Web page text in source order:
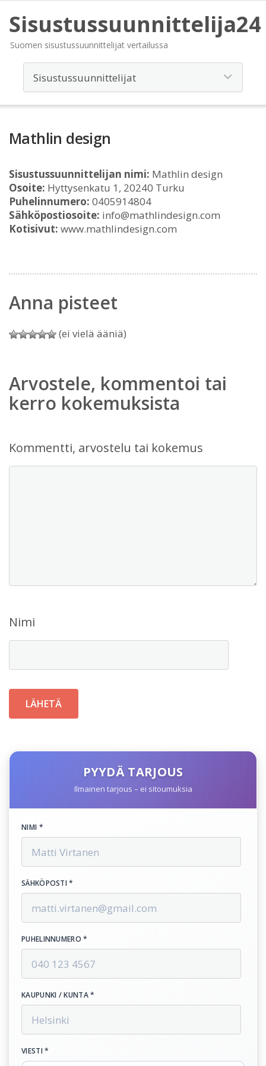
Sisustussuunnittelija24
Suomen sisustussuunnittelijat vertailussa
Mathlin design
Sisustussuunnittelijan nimi: Mathlin design
Osoite: Hyttysenkatu 1, 20240 Turku
Puhelinnumero: 0405914804
Sähköpostiosoite: info@mathlindesign.com
Kotisivut: www.mathlindesign.com
Anna pisteet
(ei vielä ääniä)
Arvostele, kommentoi tai
kerro kokemuksista
Kommentti, arvostelu tai kokemus
Nimi
PYYDÄ TARJOUS
Ilmainen tarjous – ei sitoumuksia
NIMI *
SÄHKÖPOSTI *
PUHELINNUMERO *
KAUPUNKI / KUNTA *
VIESTI *